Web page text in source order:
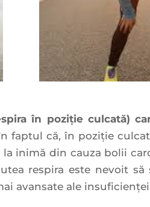
în poziţie culcată)
faptul că, în poziţie
inimă din cauza bolii
respira este nevoit
avansate ale